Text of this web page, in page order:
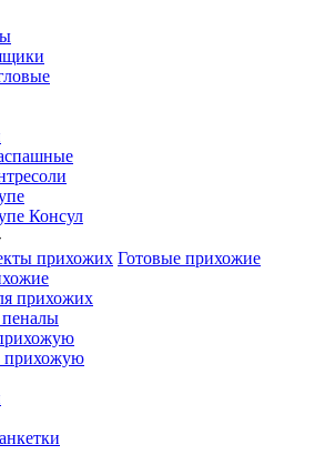
Консул
прихожих Готовые прихожие
прихожих
прихожую